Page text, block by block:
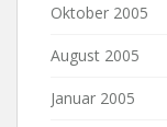
Oktober 2005
August 2005
Januar 2005